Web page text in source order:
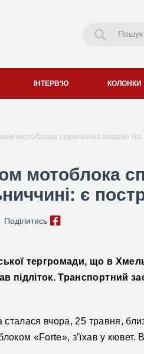
ІНТЕРВ’Ю КОЛОНКИ
мотоблока спричинив аварію
мотоблока
є
Поділитись
тергромади, що в
підліток. Транспортний
сталася вчора, 25 травня,
«Forte», з’їхав у кювет.